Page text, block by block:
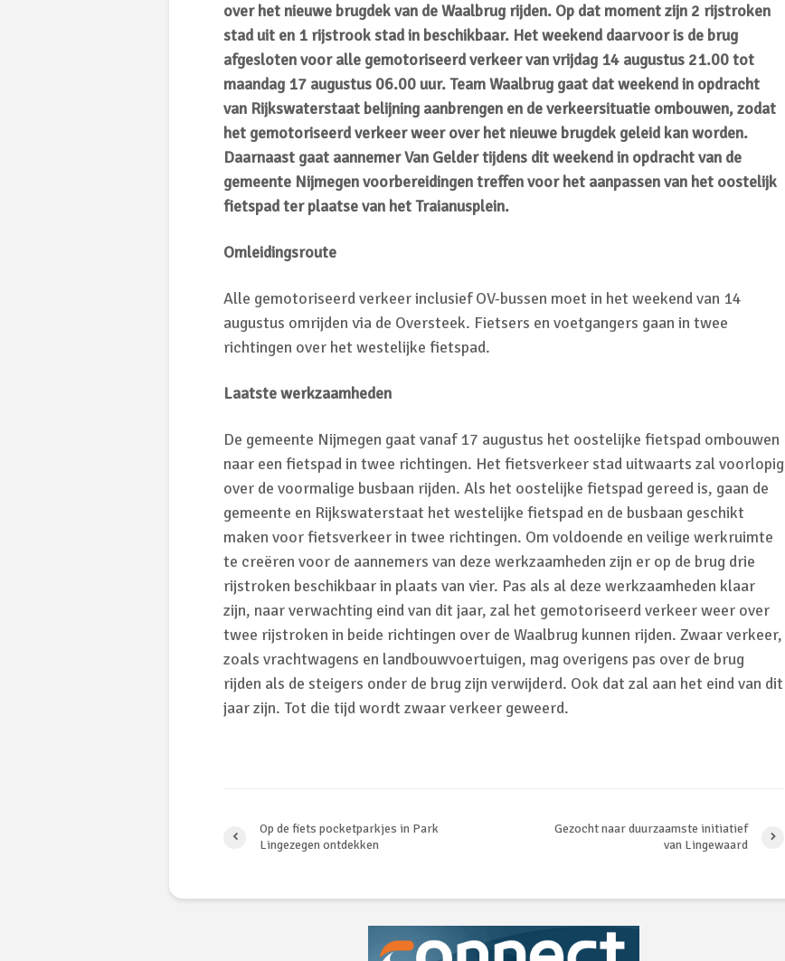
over het nieuwe brugdek van de Waalbrug rijden. Op dat moment zijn 2 rijstroken
stad uit en 1 rijstrook stad in beschikbaar. Het weekend daarvoor is de brug
afgesloten voor alle gemotoriseerd verkeer van vrijdag 14 augustus 21.00 tot
maandag 17 augustus 06.00 uur. Team Waalbrug gaat dat weekend in opdracht
van Rijkswaterstaat belijning aanbrengen en de verkeersituatie ombouwen, zodat
het gemotoriseerd verkeer weer over het nieuwe brugdek geleid kan worden.
Daarnaast gaat aannemer Van Gelder tijdens dit weekend in opdracht van de
gemeente Nijmegen voorbereidingen treffen voor het aanpassen van het oostelijk
fietspad ter plaatse van het Traianusplein.
Omleidingsroute
Alle gemotoriseerd verkeer inclusief OV-bussen moet in het weekend van 14
augustus omrijden via de Oversteek. Fietsers en voetgangers gaan in twee
richtingen over het westelijke fietspad.
Laatste werkzaamheden
De gemeente Nijmegen gaat vanaf 17 augustus het oostelijke fietspad ombouwen
naar een fietspad in twee richtingen. Het fietsverkeer stad uitwaarts zal voorlopig
over de voormalige busbaan rijden. Als het oostelijke fietspad gereed is, gaan de
gemeente en Rijkswaterstaat het westelijke fietspad en de busbaan geschikt
maken voor fietsverkeer in twee richtingen. Om voldoende en veilige werkruimte
te creëren voor de aannemers van deze werkzaamheden zijn er op de brug drie
rijstroken beschikbaar in plaats van vier. Pas als al deze werkzaamheden klaar
zijn, naar verwachting eind van dit jaar, zal het gemotoriseerd verkeer weer over
twee rijstroken in beide richtingen over de Waalbrug kunnen rijden. Zwaar verkeer,
zoals vrachtwagens en landbouwvoertuigen, mag overigens pas over de brug
rijden als de steigers onder de brug zijn verwijderd. Ook dat zal aan het eind van dit
jaar zijn. Tot die tijd wordt zwaar verkeer geweerd.
Op de fiets pocketparkjes in Park
Lingezegen ontdekken
Gezocht naar duurzaamste initiatief
van Lingewaard